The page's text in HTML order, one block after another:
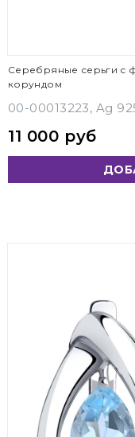
Серебряные серьги с
корундом
00-00013223, Ag
11 000 руб